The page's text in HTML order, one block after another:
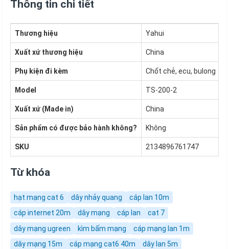
Thông tin chi tiết
Thương hiệu Yahui
Xuất xứ thương hiệu China
Phụ kiện đi kèm Chốt chẻ, ecu, bulong
Model TS-200-2
Xuất xứ (Made in) China
Sản phẩm có được bảo hành không? Không
SKU 2134896761747
Từ khóa
hạt mạng cat 6 dây nhảy quang
cáp lan 10m
cáp internet 20m
dây mạng cáp lan
cat 7
dây mạng ugreen
kìm bấm mạng
cáp mạng lan 1m
dây mạng 15m
cáp mạng cat6 40m
dây lan 5m